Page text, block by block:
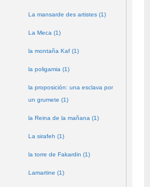
La mansarde des artistes (1)
La Meca (1)
la montaña Kaf (1)
la poligamia (1)
la proposición: una esclava por
un grumete (1)
la Reina de la mañana (1)
La sirafeh (1)
la torre de Fakardin (1)
Lamartine (1)